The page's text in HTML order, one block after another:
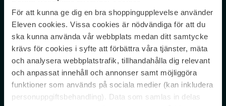
För att kunna ge dig en bra shoppingupplevelse använder
Eleven cookies. Vissa cookies är nödvändiga för att du
ska kunna använda vår webbplats medan ditt samtycke
krävs för cookies i syfte att förbättra våra tjänster, mäta
och analysera webbplatstrafik, tillhandahålla dig relevant
och anpassat innehåll och annonser samt möjliggöra
funktioner som används på sociala medier (kan inkludera
personuppgiftsbehandling). Data som samlas in delas
Never miss a beat.
Sign up to our newsletter.
Genom att prenumerera accepterar du vår Integritetspolicy. Avprenumerera